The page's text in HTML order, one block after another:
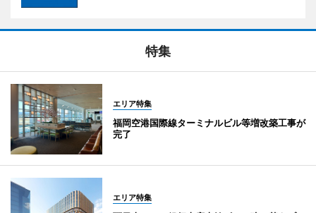
特集
エリア特集
福岡空港国際線ターミナルビル等増改築工事が
完了
エリア特集